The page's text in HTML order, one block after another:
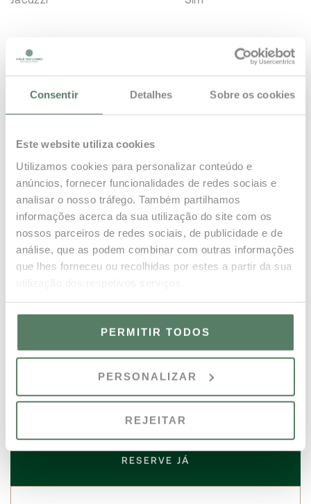
Consentir Detalhes Sobre os cookies
Este website utiliza cookies
Utilizamos cookies para personalizar conteúdo e
anúncios, fornecer funcionalidades de redes sociais e
analisar o nosso tráfego. Também partilhamos
informações acerca da sua utilização do site com os
nossos parceiros de redes sociais, de publicidade e de
análise, que as podem combinar com outras informações
que lhes forneceu ou recolhidas por estes a partir da sua
PERMITIR TODOS
PERSONALIZAR
REJEITAR
Uma incrível moradia de cinco quartos com vista para o
Royal Golf Course no Vale do Lobo Resort, a minutos de
de água em toda a casa que dão uma sensação de
abrem totalmente para deixar entrar grandes
quantidades de luz natural e ar fresco. Com apenas
acabamentos da mais alta qualidade e mobiliário de
design de bom gosto e interiores coloridos, dando-lhe
uma sensação de tranquilidade. Cozinha elegante e
grandes portas de vidro com acesso a uma área de
grande terraço no último piso. Belos quartos equipados
cores naturais e acabamentos suaves. Uma grande
cave com uma janela que revela a piscina e inclui uma
sala de jogos e um teatro profissional.
RESERVE JÁ